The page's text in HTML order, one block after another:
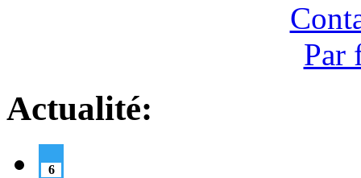
Par
Actualité:
6